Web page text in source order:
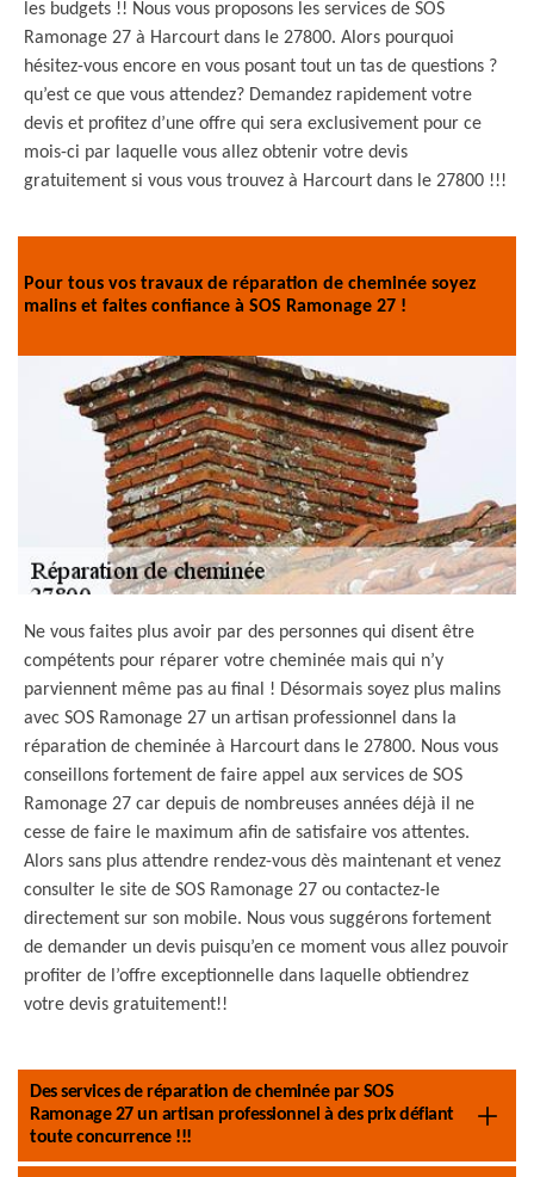
les budgets !! Nous vous proposons les services de SOS
Ramonage 27 à Harcourt dans le 27800. Alors pourquoi
hésitez-vous encore en vous posant tout un tas de questions ?
qu’est ce que vous attendez? Demandez rapidement votre
devis et profitez d’une offre qui sera exclusivement pour ce
mois-ci par laquelle vous allez obtenir votre devis
gratuitement si vous vous trouvez à Harcourt dans le 27800 !!!
Pour tous vos travaux de réparation de cheminée soyez
malins et faites confiance à SOS Ramonage 27 !
Ne vous faites plus avoir par des personnes qui disent être
compétents pour réparer votre cheminée mais qui n’y
parviennent même pas au final ! Désormais soyez plus malins
avec SOS Ramonage 27 un artisan professionnel dans la
réparation de cheminée à Harcourt dans le 27800. Nous vous
conseillons fortement de faire appel aux services de SOS
Ramonage 27 car depuis de nombreuses années déjà il ne
cesse de faire le maximum afin de satisfaire vos attentes.
Alors sans plus attendre rendez-vous dès maintenant et venez
consulter le site de SOS Ramonage 27 ou contactez-le
directement sur son mobile. Nous vous suggérons fortement
de demander un devis puisqu’en ce moment vous allez pouvoir
profiter de l’offre exceptionnelle dans laquelle obtiendrez
votre devis gratuitement!!
Des services de réparation de cheminée par SOS
Ramonage 27 un artisan professionnel à des prix défiant
toute concurrence !!!